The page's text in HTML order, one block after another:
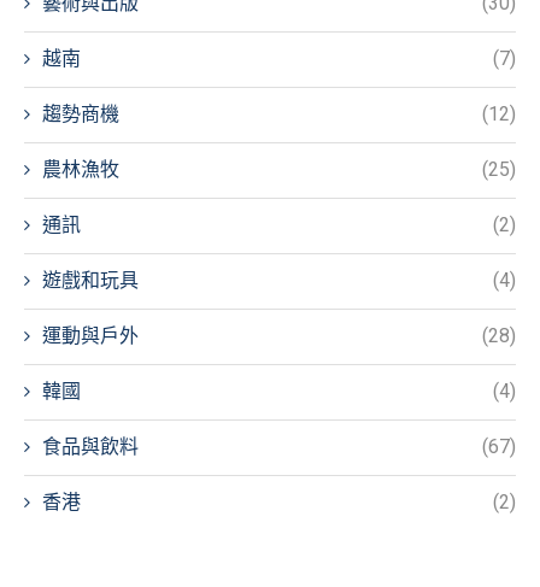
越南 (7)
趨勢商機 (12)
農林漁牧 (25)
通訊 (2)
遊戲和玩具 (4)
運動與戶外 (28)
韓國 (4)
食品與飲料 (67)
香港 (2)